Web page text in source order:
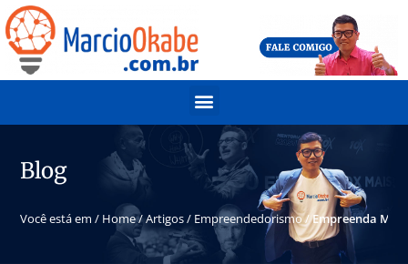
Blog
Você está em / Home/Artigos/ Empreendedorismo/Empreenda